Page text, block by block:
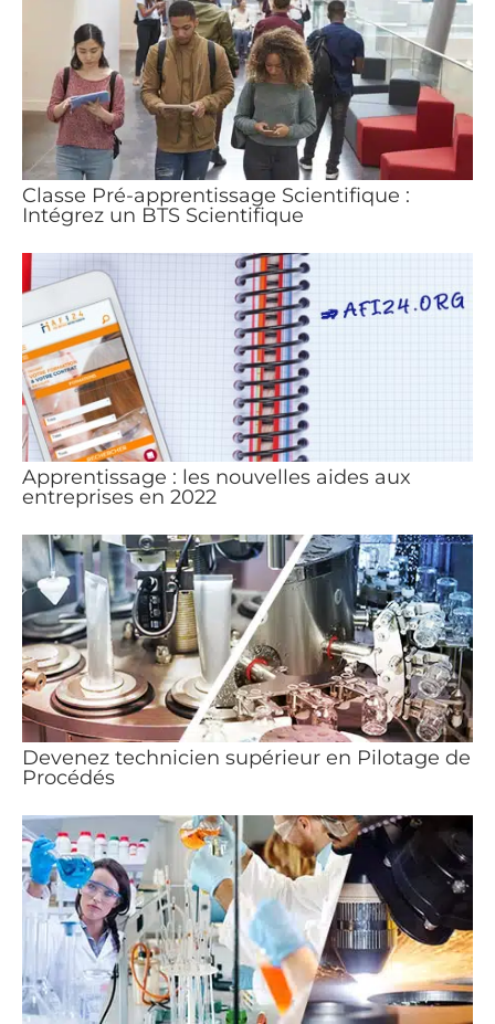
Classe Pré-apprentissage Scientifique :
Intégrez un BTS Scientifique
Apprentissage : les nouvelles aides aux
entreprises en 2022
Devenez technicien supérieur en Pilotage de
Procédés